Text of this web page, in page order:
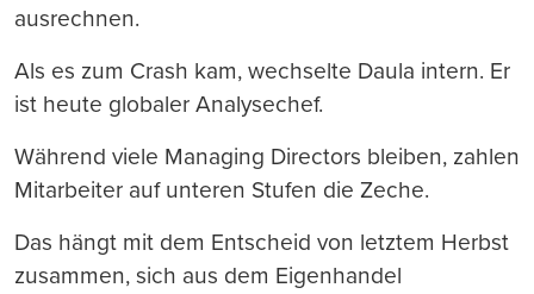
ausrechnen.
Als es zum Crash kam, wechselte Daula intern. Er
ist heute globaler Analysechef.
Während viele Managing Directors bleiben, zahlen
Mitarbeiter auf unteren Stufen die Zeche.
Das hängt mit dem Entscheid von letztem Herbst
zusammen, sich aus dem Eigenhandel